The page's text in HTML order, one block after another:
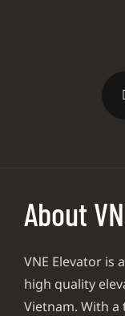
About
VNE Elevator is
high quality
Vietnam. With